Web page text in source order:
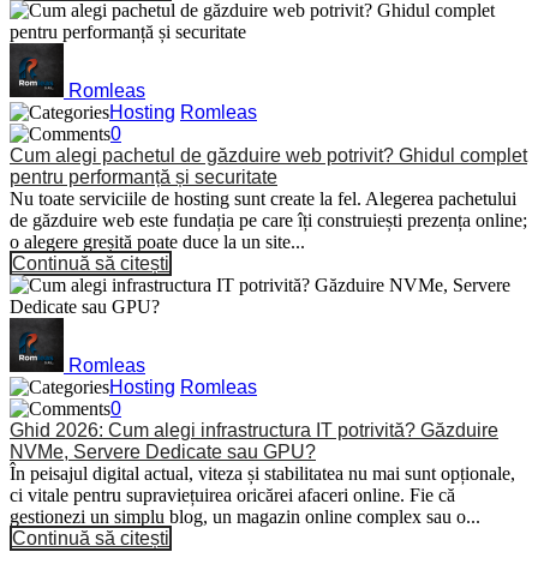
Romleas
Hosting Romleas
0
Cum alegi pachetul de găzduire web potrivit? Ghidul complet
pentru performanță și securitate
Nu toate serviciile de hosting sunt create la fel. Alegerea pachetului
de găzduire web este fundația pe care îți construiești prezența online;
o alegere greșită poate duce la un site...
Continuă să citești
Romleas
Hosting Romleas
0
Ghid 2026: Cum alegi infrastructura IT potrivită? Găzduire
NVMe, Servere Dedicate sau GPU?
În peisajul digital actual, viteza și stabilitatea nu mai sunt opționale,
ci vitale pentru supraviețuirea oricărei afaceri online. Fie că
gestionezi un simplu blog, un magazin online complex sau o...
Continuă să citești